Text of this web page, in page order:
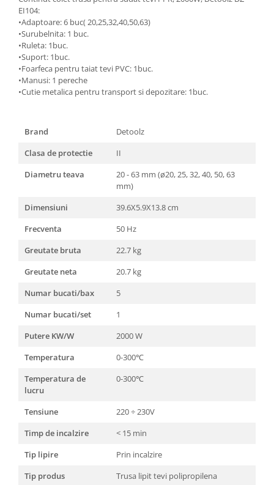
EI104:
•Adaptoare: 6 buc( 20,25,32,40,50,63)
•Surubelnita: 1 buc.
•Ruleta: 1buc.
•Suport: 1buc.
•Foarfeca pentru taiat tevi PVC: 1buc.
•Manusi: 1 pereche
•Cutie metalica pentru transport si depozitare: 1buc.
Brand
Detoolz
Clasa de protectie
II
Diametru teava
20 - 63 mm (ø20, 25, 32, 40, 50, 63
mm)
Dimensiuni
39.6X5.9X13.8 cm
Frecventa
50 Hz
Greutate bruta
22.7 kg
Greutate neta
20.7 kg
Numar bucati/bax
5
Numar bucati/set
1
Putere KW/W
2000 W
Temperatura
0-300℃
Temperatura de
lucru
0-300℃
Tensiune
220 ÷ 230V
Timp de incalzire
< 15 min
Tip lipire
Prin incalzire
Tip produs
Trusa lipit tevi polipropilena